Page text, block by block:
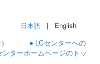
日本語 | English
● LCセンターへの
ンターホームページのトッ